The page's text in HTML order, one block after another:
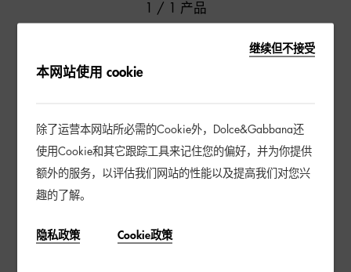
1 / 1 产品
继续但不接受
本网站使用 cookie
除了运营本网站所必需的Cookie外，Dolce&Gabbana还
使用Cookie和其它跟踪工具来记住您的偏好，并为你提供
额外的服务，以评估我们网站的性能以及提高我们对您兴
趣的了解。
隐私政策 Cookie政策